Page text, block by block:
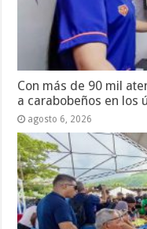
Con más de 90 mil
a carabobeños en los
agosto 6, 2026